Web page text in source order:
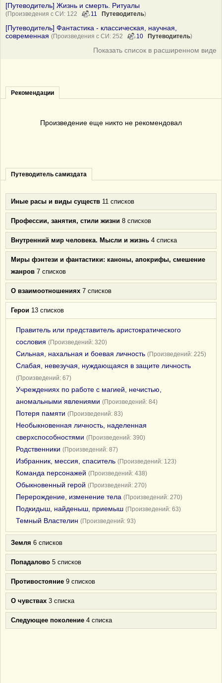
[Путеводитель] Жизнь и смерть. Ритуалы
(Произведения с СИ: 122 11 Путеводитель)
[Путеводитель] Фантастика - классическая, научная,
современная (Произведения с СИ: 252 10 Путеводитель)
Показать список в расширенном виде
Рекомендации
Произведение еще никто не рекомендовал
Путеводитель самиздата
Иные расы и виды существ 11 списков
Профессии, занятия, стили жизни 8 списков
Внутренний мир человека. Мысли и жизнь 4 списка
Миры фэнтези и фантастики: каноны, апокрифы, смешение
жанров 7 списков
О взаимоотношениях 7 списков
Герои 13 списков
Правитель или представитель аристократического
сословия (Произведений: 320)
Сильная, нахальная и боевая личность (Произведений: 225)
Слабая, невезучая, нуждающаяся в защите личность
(Произведений: 67)
Учреждениях по работе с магией, нечистью,
аномальными явлениями (Произведений: 84)
Потеря памяти (Произведений: 83)
Необыкновенная личность, наделенная
сверхспособностями (Произведений: 390)
Родственники (Произведений: 87)
Избранник, мессия, спаситель (Произведений: 123)
Команда персонажей (Произведений: 438)
Обыкновенный герой (Произведений: 270)
Перерождение, изменение тела (Произведений: 270)
Подкидыш, найденыш, приемыш (Произведений: 63)
Темный Властелин (Произведений: 93)
Земля 6 списков
Попадалово 5 списков
Противостояние 9 списков
О чувствах 3 списка
Следующее поколение 4 списка